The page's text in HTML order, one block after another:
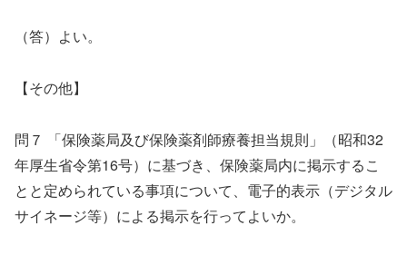
（答）よい。
【その他】
問７ 「保険薬局及び保険薬剤師療養担当規則」（昭和32
年厚生省令第16号）に基づき、保険薬局内に掲示するこ
とと定められている事項について、電子的表示（デジタル
サイネージ等）による掲示を行ってよいか。